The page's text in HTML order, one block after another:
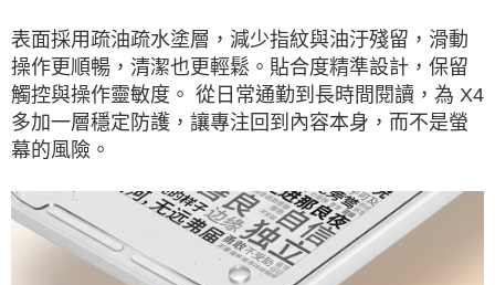
表面採用疏油疏水塗層，減少指紋與油汙殘留，滑動
操作更順暢，清潔也更輕鬆。貼合度精準設計，保留
觸控與操作靈敏度。 從日常通勤到長時間閱讀，為 X4
多加一層穩定防護，讓專注回到內容本身，而不是螢
幕的風險。